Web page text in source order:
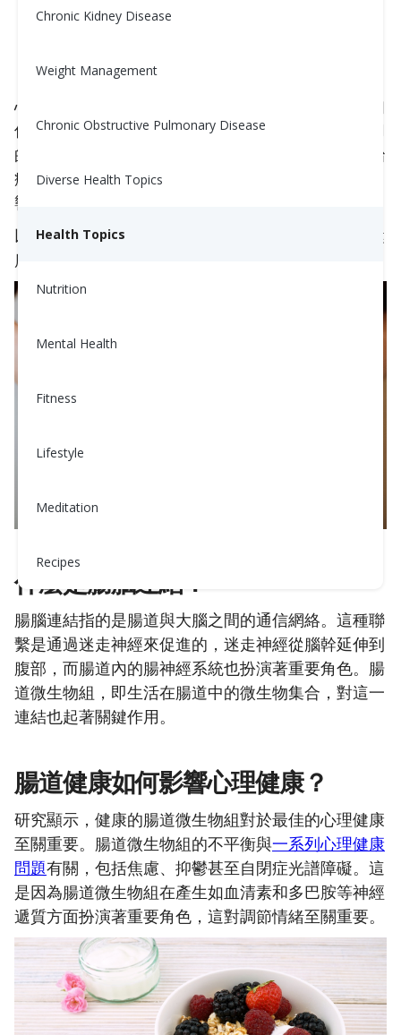
Chronic Kidney Disease
Weight Management
Chronic Obstructive Pulmonary Disease
Diverse Health Topics
Health Topics
Nutrition
Mental Health
Fitness
Lifestyle
Meditation
Recipes
September 11, 2023
心理健康影響身體健康早已不是秘密，但反過來又如
何呢？研究顯示，腸道健康與心理健康
的聯繫。這種聯繫被稱為腸腦連結，對我們理解和治
療焦慮、抑鬱及其他情緒障礙等疾病有著重要的影
響。
以下是你需要了解的腸腦連結，以及如何改善腸道健
康以促進心理健康。
什麼是腸腦連結？
腸腦連結指的是腸道與大腦之間的通信網絡。這種聯
繫是通過迷走神經來促進的，迷走神經從腦幹延伸到
腹部，而腸道內的腸神經系統也扮演著重要角色。腸
道微生物組，即生活在腸道中的微生物集合，對這一
連結也起著關鍵作用。
腸道健康如何影響心理健康？
研究顯示，健康的腸道微生物組對於最佳的心理健康
至關重要。腸道微生物組的不平衡與一系列心理健康
問題有關，包括焦慮、抑鬱甚至自閉症光譜障礙。這
是因為腸道微生物組在產生如血清素和多巴胺等神經
遞質方面扮演著重要角色，這對調節情緒至關重要。